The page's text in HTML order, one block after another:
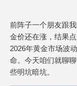
前阵子一个朋友跟
金价还在涨，结果
2026年黄金市场波
命。今天咱们就聊
些明坑暗坑。